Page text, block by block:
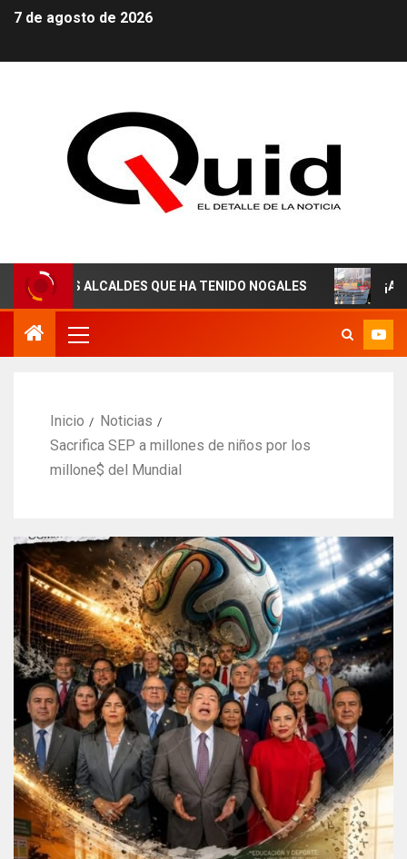
7 de agosto de 2026
ALCALDES QUE HA TENIDO NOGALES ¡AGUAS
Inicio
Noticias
Sacrifica SEP a millones de niños por los
millone$ del Mundial